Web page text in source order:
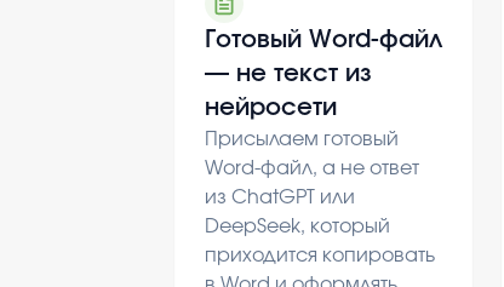
Готовый Word-файл
— не текст из
нейросети
Присылаем готовый
Word-файл, а не ответ
из ChatGPT или
DeepSeek, который
приходится копировать